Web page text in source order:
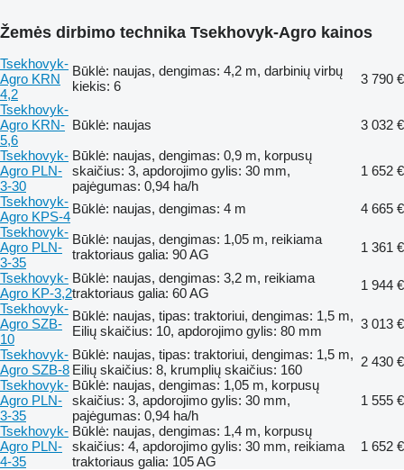
Žemės dirbimo technika Tsekhovyk-Agro kainos
Tsekhovyk-
Agro KRN
4,2
Būklė: naujas, dengimas: 4,2 m, darbinių virbų
kiekis: 6
3 790 €
Tsekhovyk-
Agro KRN-
5,6
Būklė: naujas
3 032 €
Tsekhovyk-
Agro PLN-
3-30
Būklė: naujas, dengimas: 0,9 m, korpusų
skaičius: 3, apdorojimo gylis: 30 mm,
pajėgumas: 0,94 ha/h
1 652 €
Tsekhovyk-
Agro KPS-4
Būklė: naujas, dengimas: 4 m
4 665 €
Tsekhovyk-
Agro PLN-
3-35
Būklė: naujas, dengimas: 1,05 m, reikiama
traktoriaus galia: 90 AG
1 361 €
Tsekhovyk-
Agro KP-3,2
Būklė: naujas, dengimas: 3,2 m, reikiama
traktoriaus galia: 60 AG
1 944 €
Tsekhovyk-
Agro SZB-
10
Būklė: naujas, tipas: traktoriui, dengimas: 1,5 m,
Eilių skaičius: 10, apdorojimo gylis: 80 mm
3 013 €
Tsekhovyk-
Agro SZB-8
Būklė: naujas, tipas: traktoriui, dengimas: 1,5 m,
Eilių skaičius: 8, krumplių skaičius: 160
2 430 €
Tsekhovyk-
Agro PLN-
3-35
Būklė: naujas, dengimas: 1,05 m, korpusų
skaičius: 3, apdorojimo gylis: 30 mm,
pajėgumas: 0,94 ha/h
1 555 €
Tsekhovyk-
Agro PLN-
4-35
Būklė: naujas, dengimas: 1,4 m, korpusų
skaičius: 4, apdorojimo gylis: 30 mm, reikiama
traktoriaus galia: 105 AG
1 652 €